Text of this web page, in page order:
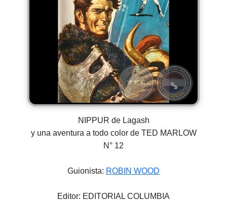
NIPPUR de Lagash
y una aventura a todo color de TED MARLOW
N° 12
Guionista: ROBIN WOOD
Editor: EDITORIAL COLUMBIA